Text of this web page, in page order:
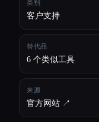
类别
客户支持
替代品
6 个类似工具
来源
官方网站 ↗︎